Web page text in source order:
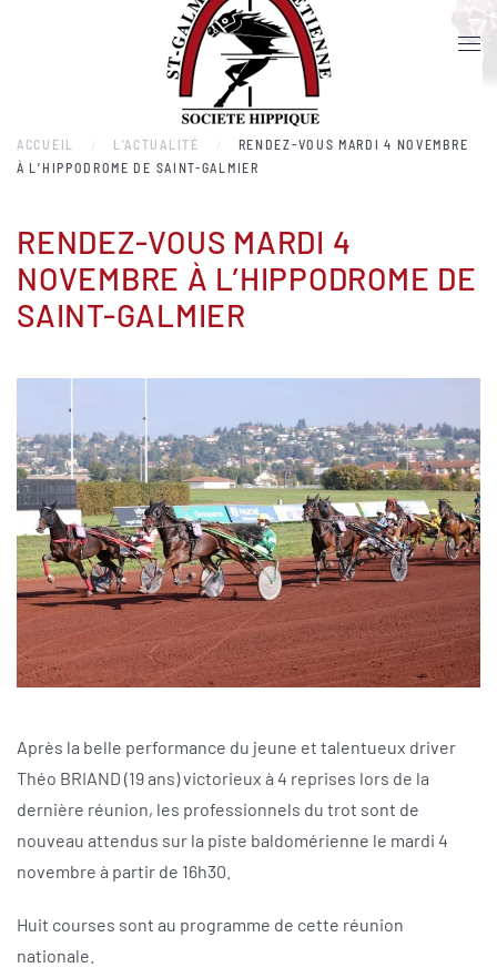
Accéder au contenu principal
ACCUEIL L'ACTUALITÉ
RENDEZ-VOUS MARDI 4 NOVEMBRE
À L’HIPPODROME DE SAINT-GALMIER
RENDEZ-VOUS MARDI 4
NOVEMBRE À L’HIPPODROME DE
SAINT-GALMIER
Après la belle performance du jeune et talentueux driver
Théo BRIAND (19 ans) victorieux à 4 reprises lors de la
dernière réunion, les professionnels du trot sont de
nouveau attendus sur la piste baldomérienne le mardi 4
novembre à partir de 16h30.
Huit courses sont au programme de cette réunion
nationale.